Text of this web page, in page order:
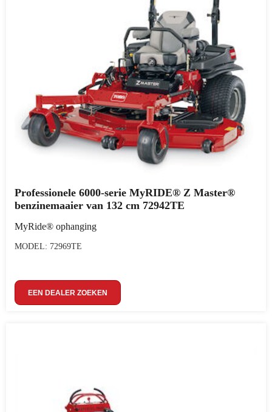
Professionele 6000-serie MyRIDE® Z Master®
benzinemaaier van 132 cm 72942TE
MyRide® ophanging
MODEL: 72969TE
EEN DEALER ZOEKEN